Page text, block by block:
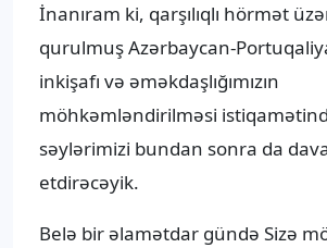
İnanıram ki, qarşılıqlı hörmət
qurulmuş Azərbaycan-
inkişafı və əməkdaşlığımızın
möhkəmləndirilməsi
səylərimizi bundan sonra da
etdirəcəyik.
Belə bir əlamətdar gündə Sizə